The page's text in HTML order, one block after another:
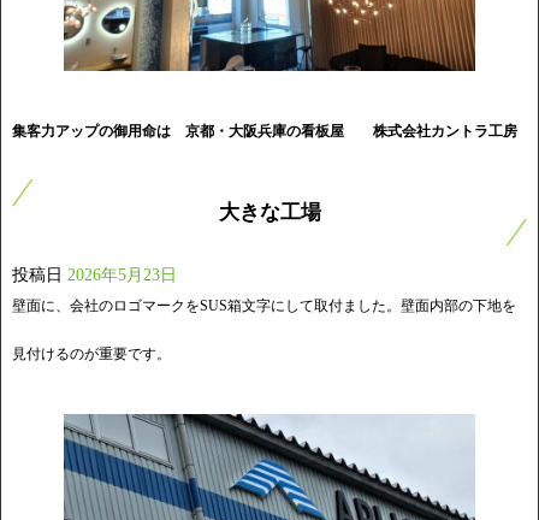
集客力アップの御用命は 京都・大阪兵庫の看板屋 株式会社カントラ工房
大きな工場
投稿日 2026年5月23日
壁面に、会社のロゴマークをSUS箱文字にして取付ました。壁面内部の下地を
見付けるのが重要です。